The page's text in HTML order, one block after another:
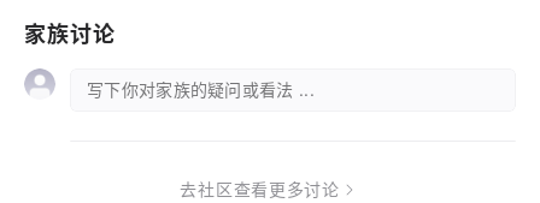
家族讨论
写下你对家族的疑问或看法 ...
去社区查看更多讨论